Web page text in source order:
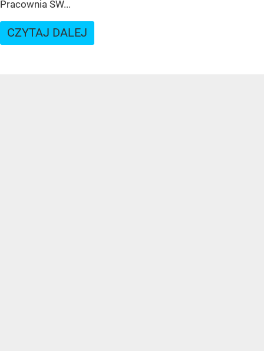
Pracownia SW...
CZYTAJ DALEJ